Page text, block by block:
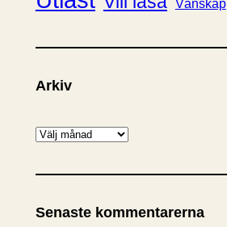
Vänskap
Arkiv
A
k
v
Senaste kommentarerna